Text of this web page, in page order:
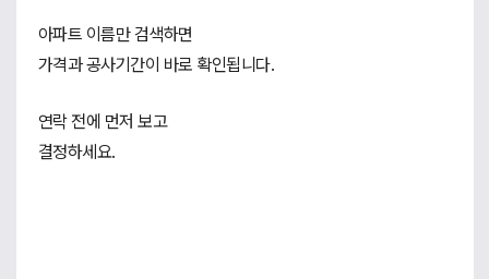
아파트 이름만 검색하면
가격과 공사기간이 바로 확인됩니다.
연락 전에 먼저 보고
결정하세요.